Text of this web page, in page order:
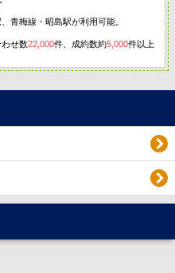
青梅線・昭島駅が利用可能。
せ数22,000件、成約数約5,000件以上